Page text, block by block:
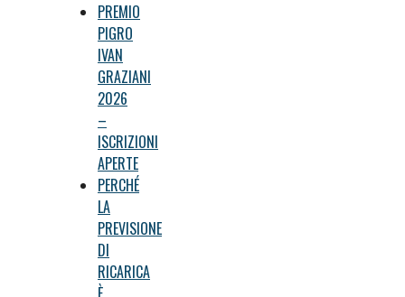
PREMIO
PIGRO
IVAN
GRAZIANI
2026
–
ISCRIZIONI
APERTE
PERCHÉ
LA
PREVISIONE
DI
RICARICA